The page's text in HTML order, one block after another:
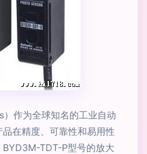
作为全球知名的工业自动
在精度、可靠性和易用性
TDT-P型号的放大